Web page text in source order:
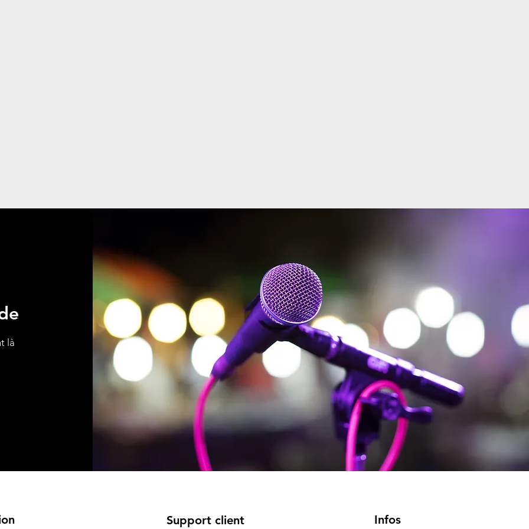
là
Support client Infos